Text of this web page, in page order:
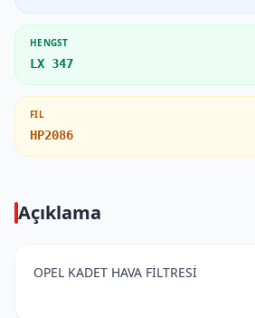
HENGST
LX 347
FIL
HP2086
Açıklama
OPEL KADET HAVA FİLTRESİ